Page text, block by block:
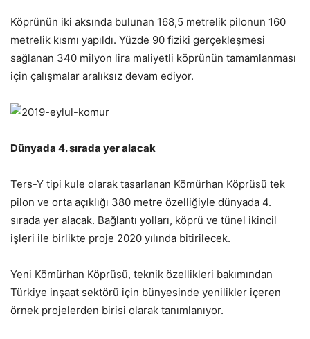
Köprünün iki aksında bulunan 168,5 metrelik pilonun 160
metrelik kısmı yapıldı. Yüzde 90 fiziki gerçekleşmesi
sağlanan 340 milyon lira maliyetli köprünün tamamlanması
için çalışmalar aralıksız devam ediyor.
Dünyada 4. sırada yer alacak
Ters-Y tipi kule olarak tasarlanan Kömürhan Köprüsü tek
pilon ve orta açıklığı 380 metre özelliğiyle dünyada 4.
sırada yer alacak. Bağlantı yolları, köprü ve tünel ikincil
işleri ile birlikte proje 2020 yılında bitirilecek.
Yeni Kömürhan Köprüsü, teknik özellikleri bakımından
Türkiye inşaat sektörü için bünyesinde yenilikler içeren
örnek projelerden birisi olarak tanımlanıyor.